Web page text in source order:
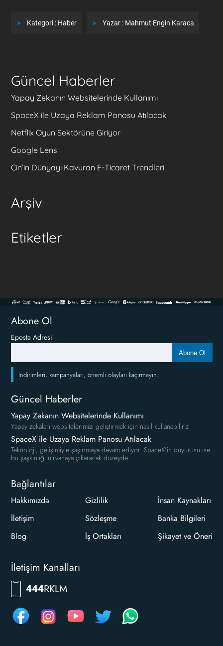
Kategori : Haber Yazar : Mahmut Engin Karaca
Güncel Haberler
Yapay Zekanın Websitelerinde Kullanımı
SpaceX ile Uzaya Reklam Panosu Atılacak
Netflix Oyun Sektörüne Giriyor
Google Lens
Çin’in Dünyayı Kavuran E-Ticaret Trendleri
Arşiv
Etiketler
Abone Ol
Eposta Adresi
Abone Ol
İndirimleri, kampanyaları, önemli olayları kaçırmayın.
Güncel Haberler
Yapay Zekanın Websitelerinde Kullanımı
Yapay zekaları websitelerimizi geliştirmek için nasıl kullanabiliriz
SpaceX ile Uzaya Reklam Panosu Atılacak
Teknoloji, gelişimiyle şaşırtmaya devam ediyor. SpaceX'in duyurusu ise
bu şaşkınlığı nirvanaya çıkaracak düzeyde.
Bağlantılar
Hakkımızda
İletişim
Blog
Gizlilik
Sözleşme
İş Ortakları
İnsan Kaynakları
Banka Bilgileri
Şikayet ve Öneri
İletişim Kanalları
444RKLM